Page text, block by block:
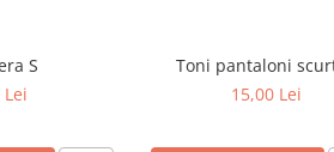
Bustiera S
15,00 Lei